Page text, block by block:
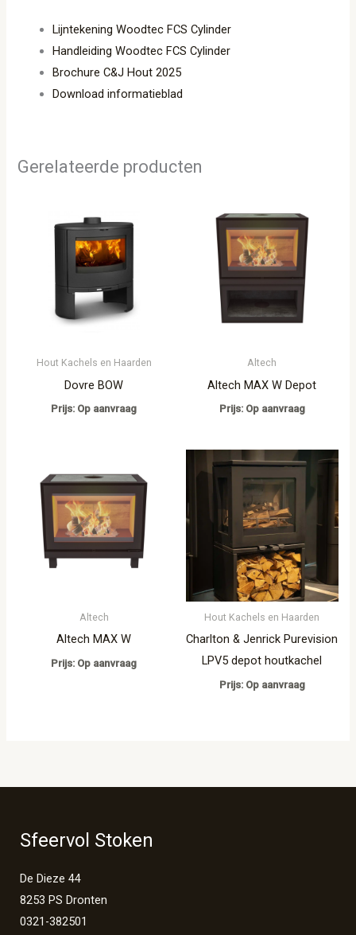
Lijntekening Woodtec FCS Cylinder
Handleiding Woodtec FCS Cylinder
Brochure C&J Hout 2025
Download informatieblad
Gerelateerde producten
Hout Kachels en Haarden
Dovre BOW
Prijs: Op aanvraag
Altech
Altech MAX W Depot
Prijs: Op aanvraag
Altech
Altech MAX W
Prijs: Op aanvraag
Hout Kachels en Haarden
Charlton & Jenrick Purevision
LPV5 depot houtkachel
Prijs: Op aanvraag
Sfeervol Stoken
De Dieze 44
8253 PS Dronten
0321-382501